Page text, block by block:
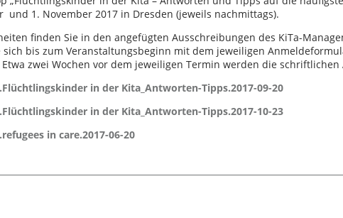
und 1. November 2017 in Dresden (jeweils nachmittags).
finden Sie in den angefügten Ausschreibungen des KiTa-
sich bis zum Veranstaltungsbeginn mit dem jeweiligen
zwei Wochen vor dem jeweiligen Termin werden die
in der Kita_Antworten-Tipps.2017-09-20
in der Kita_Antworten-Tipps.2017-10-23
in care.2017-06-20